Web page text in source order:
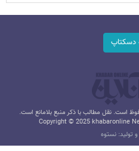
است. نقل مطالب با ذکر منبع بلامانع است.
Copyright © 2025 khabaronline
تولید: نستوه